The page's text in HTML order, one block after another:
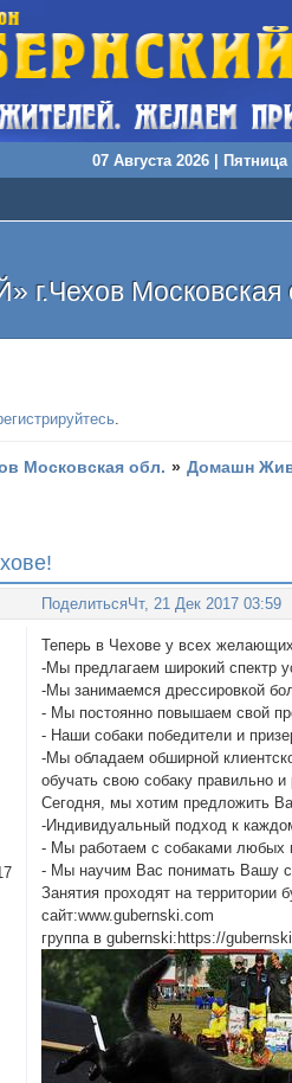
07 Августа 2026 | Пятница
г.Чехов Московская
.
Московская обл. » Домашн
ПоделитьсяЧт, 21 Дек 2017 03:59
Теперь в Чехове у всех
-Мы предлагаем широкий спектр
-Мы занимаемся дрессировкой
- Мы постоянно повышаем свой
- Наши собаки победители и
-Мы обладаем обширной
обучать свою собаку правильно и
Сегодня, мы хотим предложить
-Индивидуальный подход к
- Мы работаем с собаками любых
- Мы научим Вас понимать Вашу
Занятия проходят на территории
сайт:www.gubernski.com
группа в gubernski:https://